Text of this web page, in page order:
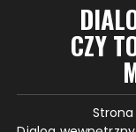
CZY
Strona